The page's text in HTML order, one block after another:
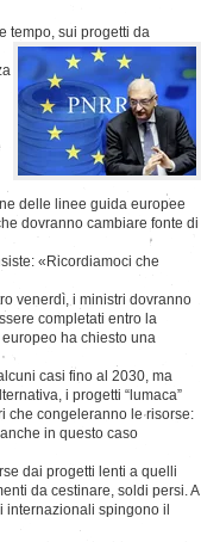
tempo, sui progetti da
delle linee guida europee
dovranno cambiare fonte di
«Ricordiamoci che
venerdì, i ministri dovranno
completati entro la
ha chiesto una
casi fino al 2030, ma
i progetti “lumaca”
che congeleranno le risorse:
in questo caso
dai progetti lenti a quelli
da cestinare, soldi persi. A
spingono il